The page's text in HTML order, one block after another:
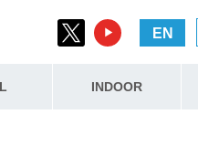
EN
INDOOR